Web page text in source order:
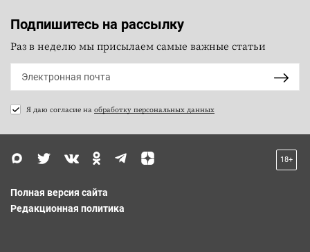
Подпишитесь на рассылку
Раз в неделю мы присылаем самые важные статьи
Я даю согласие на обработку персональных данных
18+
Полная версия сайта
Редакционная политика